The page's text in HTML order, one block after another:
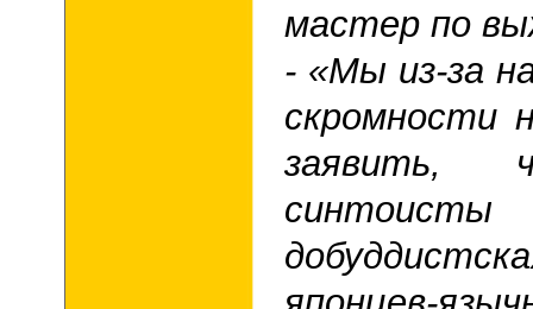
мастер по
- «Мы из-за
скромности
синтоисты